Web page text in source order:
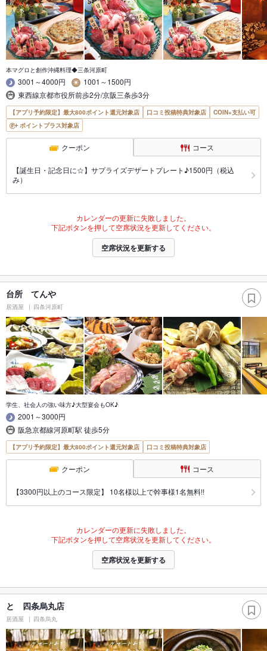
本マグロと創作沖縄料理◆三条河原町
3001～4000円
1001～1500円
東西線京都市役所前歩2分/京阪三条歩3分
【アプリ予約限定】最大800ポイント還元対象店 口コミ投稿特典対象店
COIN+支払い可
ポイントプラス対象店
クーポン コース
【誕生日・記念日に☆】サプライズデザートプレート♪1500円（税込
み）
カレンダーの更新に失敗しました。
下記ボタンを押して空席状況を更新してください。
空席状況を更新する
台所 てんや
居酒屋 四条河原町
学生、社会人の強い味方♪大型宴会もOK♪
2001～3000円
阪急京都線河原町駅 徒歩5分
【アプリ予約限定】最大800ポイント還元対象店 口コミ投稿特典対象店
クーポン コース
【3300円以上のコース限定】 10名様以上で幹事様1名無料!!
カレンダーの更新に失敗しました。
下記ボタンを押して空席状況を更新してください。
空席状況を更新する
と 四条烏丸店
居酒屋 四条烏丸